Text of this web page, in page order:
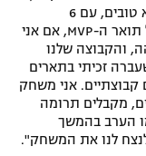
סיים את המשחק עם 17 נקודות באחוזים לא טובים, עם 6
ריבאונדים ו-3 אסיסטים, "אני לא מסתכל על תואר ה-MVP, אם אני
והקבוצה שלנו
זכיתי בתארים
קבוצתיים. אני משחק
מקבלים תרומה
הערב בהמשך
לנצח לנו את המשחק".